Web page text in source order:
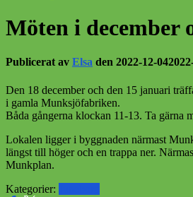
Möten i december
Publicerat av Elsa den 2022-12-04
Den 18 december och den 15 januari
i gamla Munksjöfabriken.
Båda gångerna klockan 11-13. Ta gärna
Lokalen ligger i byggnaden närmast
längst till höger och en trappa ner.
Munkplan.
Kategorier: